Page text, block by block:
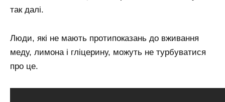
так далі.
Люди, які не мають протипоказань до вживання
меду, лимона і гліцерину, можуть не турбуватися
про це.